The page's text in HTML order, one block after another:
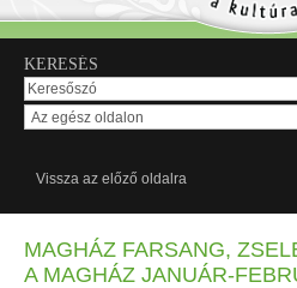
KERESÉS
Vissza az előző oldalra
MAGHÁZ FARSANG,
A MAGHÁZ JANUÁR-